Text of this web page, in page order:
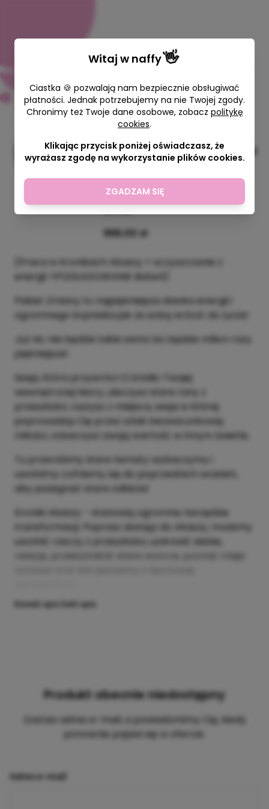
Pakiet Zmiany NA LEPSZE z
Spotkania w miesiącu za 999 zł
- zaoszczędzisz 197 zł)
Woman is Back Twoja Przestrzeń
999,00 zł
(Praca w Kronikach Akaszy + oczyszczanie z
energii +PODŁADOWANIE Baterii)
Pakiet Zmiany to najpiękniejsza dawka energii i
ogromnego kopniaka jak ze sobą wrócić do życia!
Już nic nie będzie takie samo bo będzie milion razy
piękniejsze!
Sesja, która przywróci Ci źródło Twojej
wewnętrznej Mocy, uleczysz stare rany z
przeszłości, ruszysz z miejsca, sesja w której
poprowadzę Cię przez szlak bezwarunkowej
miłości, zobaczysz swoją wartość w innym świetle.
Tu przerobimy stare tematy wybaczymy i
uwolnimy cofniemy się do poprzednich wcieleń,
aby pożegnać stare odbicia!
Kroniki Akaszy - stanowią ogromne narzędzie
transformacji. Poprzez dostęp do Akaszy, możemy
uwolnić rzeczy z przeszłości, uzdrowić siebie,
relacje, przekształcić stare wzorce, poznać misje
Rozwiń opis Zwiń opis
Produkt obecnie niedostępny
Zostaw adres e-mail, a powiadomimy Cię, kiedy
ponownie pojawi się w ofercie.
Adres e-mail
Witaj w naffy👋
Ciastka 🍪 pozwalają nam bezpiecznie obsługiwać
płatności. Jednak potrzebujemy na nie Twojej zgody.
Chronimy też Twoje dane osobowe, zobacz politykę
cookies.
Klikając przycisk poniżej oświadczasz, że
wyrażasz zgodę na wykorzystanie plików cookies.
ZGADZAM SIĘ